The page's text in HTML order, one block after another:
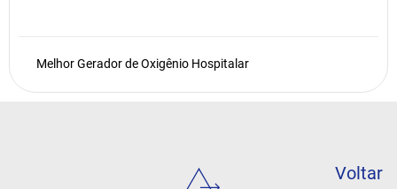
Melhor Gerador de Oxigênio Hospitalar
Voltar